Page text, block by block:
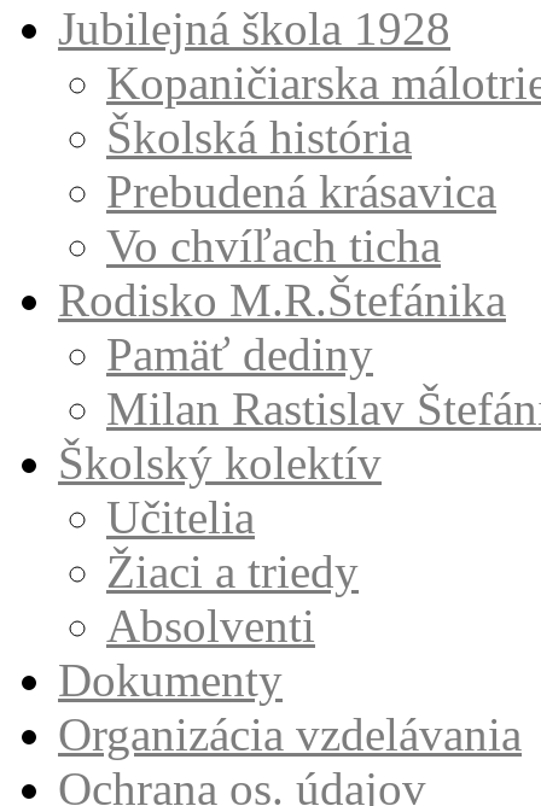
Jubilejná škola 1928
Kopaničiarska
Školská história
Prebudená krásavica
Vo chvíľach ticha
Rodisko M.R.Štefánika
Pamäť dediny
Milan Rastislav
Školský kolektív
Učitelia
Žiaci a triedy
Absolventi
Dokumenty
Organizácia vzdelávania
Ochrana os. údajov